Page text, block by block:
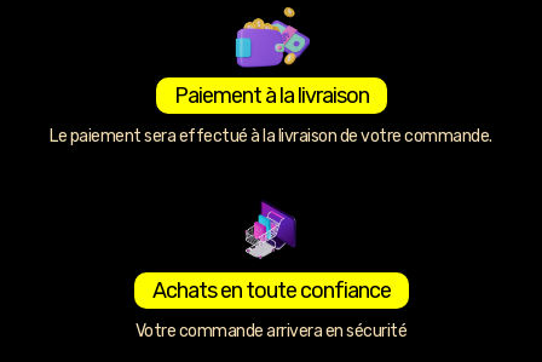
Paiement à la livraison
Le paiement sera effectué à la livraison de votre commande.
Achats en toute confiance
Votre commande arrivera en sécurité